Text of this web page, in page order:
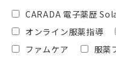
CARADA 電子薬歴
オンライン服薬指導
ファムケア
服薬